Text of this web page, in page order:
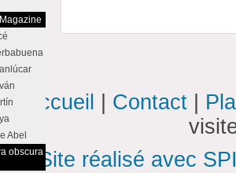
Abel
obscura
Accueil Contact
Site réalisé avec